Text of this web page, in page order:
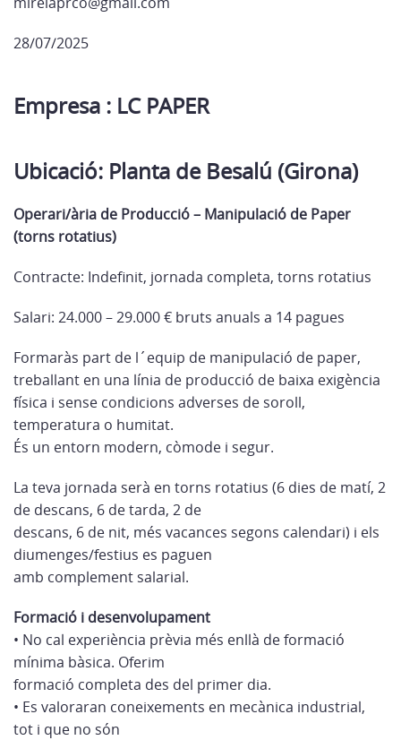
28/07/2025
Empresa : LC PAPER
Ubicació: Planta de Besalú (Girona)
Operari/ària de Producció – Manipulació de Paper
(torns rotatius)
Contracte: Indefinit, jornada completa, torns rotatius
Salari: 24.000 – 29.000 € bruts anuals a 14 pagues
Formaràs part de l´equip de manipulació de paper,
treballant en una línia de producció de baixa exigència
física i sense condicions adverses de soroll,
temperatura o humitat.
És un entorn modern, còmode i segur.
La teva jornada serà en torns rotatius (6 dies de matí, 2
de descans, 6 de tarda, 2 de
descans, 6 de nit, més vacances segons calendari) i els
diumenges/festius es paguen
amb complement salarial.
Formació i desenvolupament
• No cal experiència prèvia més enllà de formació
mínima bàsica. Oferim
formació completa des del primer dia.
• Es valoraran coneixements en mecànica industrial,
tot i que no són